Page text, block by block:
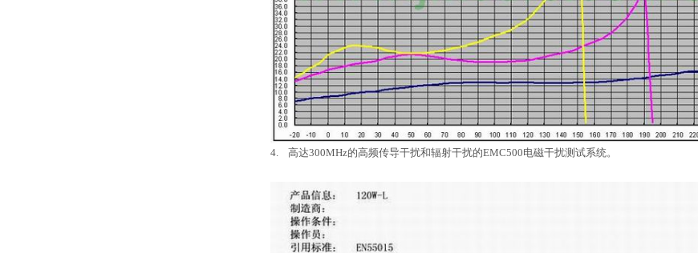
4. 高达300MHz的高频传导干扰和辐射干扰的EMC500电磁干扰测试系统。